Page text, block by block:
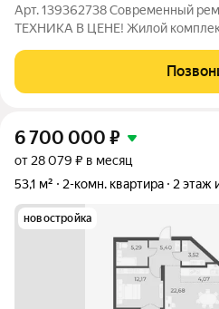
Арт. 139362738 Современный
ТЕХНИКА В ЦЕНЕ! Жилой
все для комфортного проживания магазины, детские сады,
школы, поликлиника, торговый
6 700 000 ₽
от 28 079 ₽ в месяц
53,1 м²
2-комн. квартира 2 этаж
новостройка